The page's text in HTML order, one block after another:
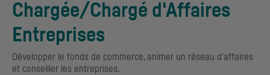
Chargée/Chargé d'Affaires
Entreprises
Développer le fonds de commerce, animer un réseau d'affaires
et conseiller les entreprises.